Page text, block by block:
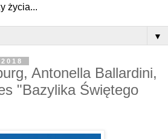
życia...
▼
Antonella Ballardini,
"Bazylika Świętego